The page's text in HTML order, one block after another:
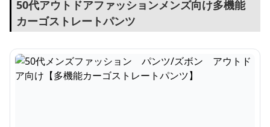
50代アウトドアファッションメンズ向け多機能
カーゴストレートパンツ